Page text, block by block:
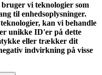
bruger vi teknologier som
til enhedsoplysninger.
kan vi behandle
unikke ID'er på dette
eller trækker dit
indvirkning på visse